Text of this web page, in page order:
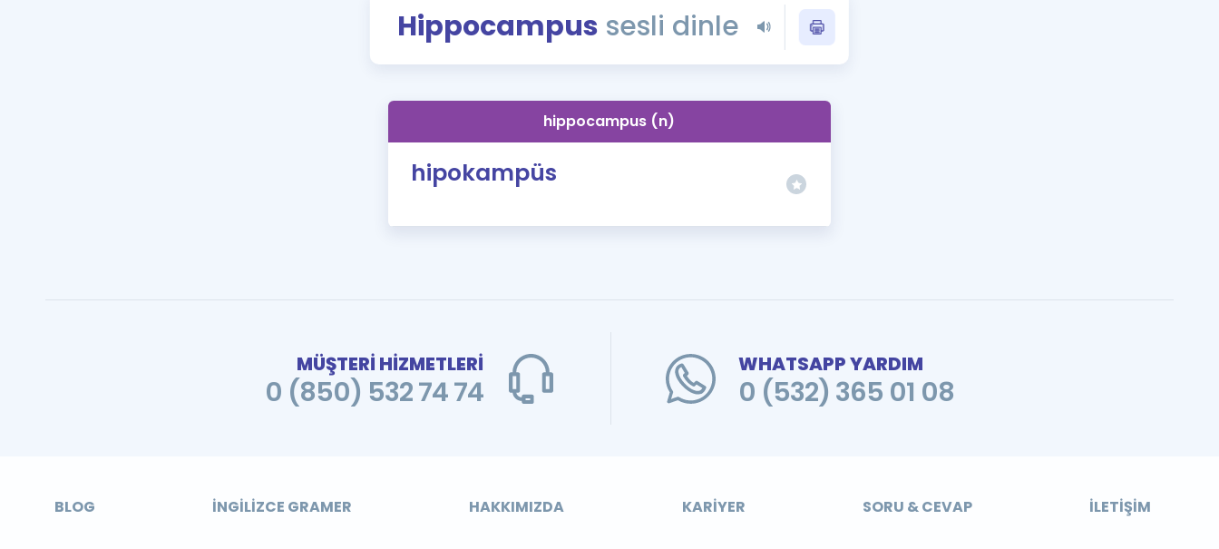
YDS - YÖKDİL Tüm Sınavlarla İlgili Haberler
İngilizce Gramer
İngilizce Gramer ve Konu Anlatımı
Hippocampus sesli dinle
hippocampus (n)
hipokampüs
MÜŞTERİ HİZMETLERİ
0 (850) 532 74 74
WHATSAPP YARDIM
0 (532) 365 01 08
BLOG İNGILIZCE GRAMER HAKKIMIZDA KARIYER SORU & CEVAP İLETIŞIM